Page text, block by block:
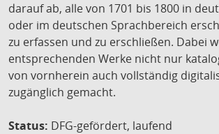
darauf ab, alle von 1701 bis 1800 in
oder im deutschen Sprachbereich
zu erfassen und zu erschließen. Dabei
entsprechenden Werke nicht nur
von vornherein auch vollständig
zugänglich gemacht.
Status: DFG-gefördert, laufend